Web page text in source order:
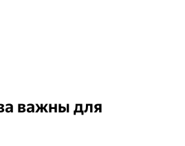
важны для